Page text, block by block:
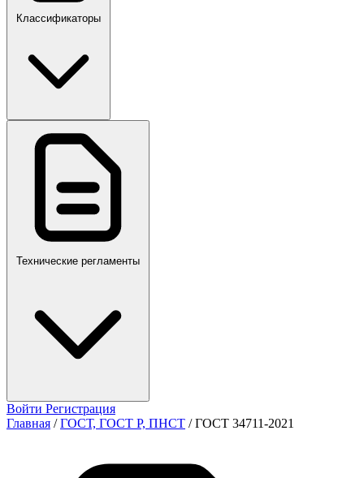
ПР,Р,ПМГ,РМГ
Классификаторы
Технические регламенты
Войти Регистрация
Главная / ГОСТ, ГОСТ Р, ПНСТ / ГОСТ 34711-2021